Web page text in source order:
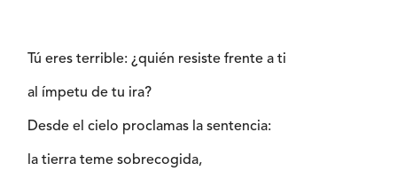
Tú eres terrible: ¿quién resiste frente a ti
al ímpetu de tu ira?
Desde el cielo proclamas la sentencia:
la tierra teme sobrecogida,